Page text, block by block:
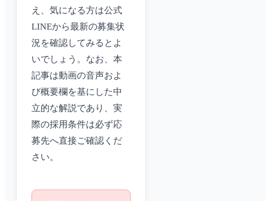
え、気になる方は公式
LINEから最新の募集状
況を確認してみるとよ
いでしょう。なお、本
記事は動画の音声およ
び概要欄を基にした中
立的な解説であり、実
際の採用条件は必ず応
募先へ直接ご確認くだ
さい。